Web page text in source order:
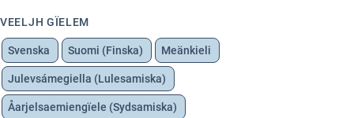
VEELJH GÏELEM
Svenska Suomi (Finska) Meänkieli
Julevsámegiella (Lulesamiska)
Åarjelsaemiengïele (Sydsamiska)